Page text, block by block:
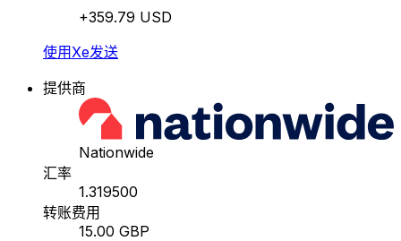
+359.79 USD
使用Xe发送
提供商
Nationwide
汇率
1.319500
转账费用
15.00 GBP